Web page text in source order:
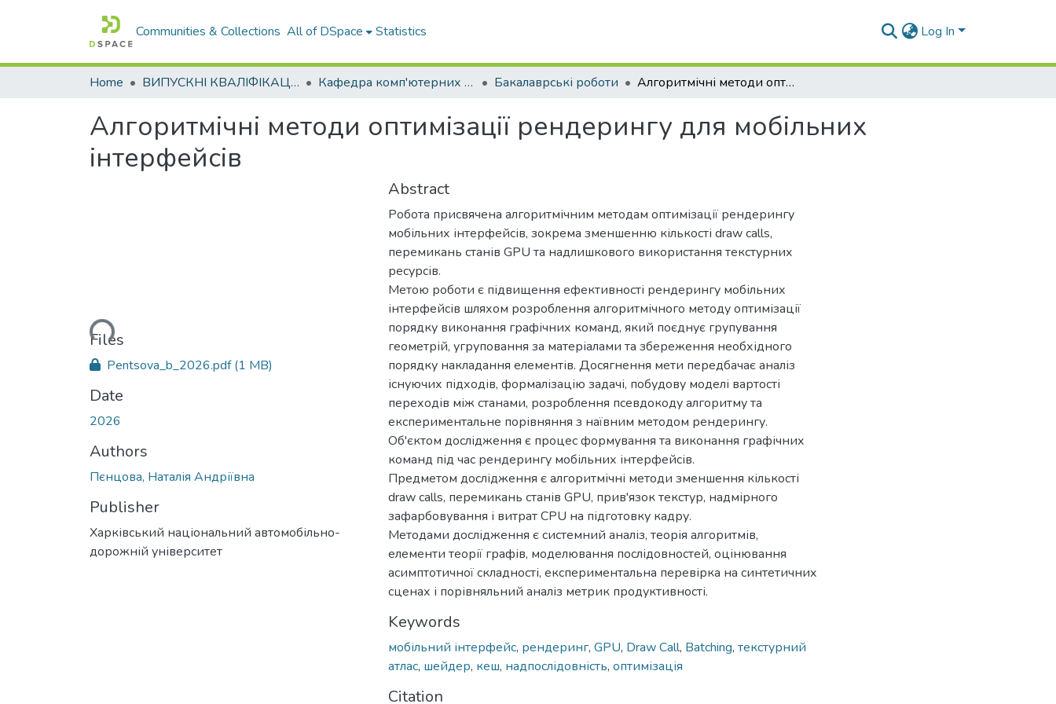
Communities & Collections All of DSpace Statistics Log In
Home ВИПУСКНІ КВАЛІФІКАЦІЙНІ РОБОТИ Кафедра комп'ютерних наук і інформаційних систем Бакалаврські роботи Алгоритмічні методи оптимізації рендерингу для мобільних інтерфейсів
Алгоритмічні методи оптимізації рендерингу для мобільних
інтерфейсів
Loading...
Files
Pentsova_b_2026.pdf(1 MB)
Date
2026
Authors
Пєнцова, Наталія Андріївна
Publisher
Харківський національний автомобільно-
дорожній університет
Abstract
Робота присвячена алгоритмічним методам оптимізації рендерингу
мобільних інтерфейсів, зокрема зменшенню кількості draw calls,
перемикань станів GPU та надлишкового використання текстурних
ресурсів.
Метою роботи є підвищення ефективності рендерингу мобільних
інтерфейсів шляхом розроблення алгоритмічного методу оптимізації
порядку виконання графічних команд, який поєднує групування
геометрій, угруповання за матеріалами та збереження необхідного
порядку накладання елементів. Досягнення мети передбачає аналіз
існуючих підходів, формалізацію задачі, побудову моделі вартості
переходів між станами, розроблення псевдокоду алгоритму та
експериментальне порівняння з наївним методом рендерингу.
Об'єктом дослідження є процес формування та виконання графічних
команд під час рендерингу мобільних інтерфейсів.
Предметом дослідження є алгоритмічні методи зменшення кількості
draw calls, перемикань станів GPU, прив'язок текстур, надмірного
зафарбовування і витрат CPU на підготовку кадру.
Методами дослідження є системний аналіз, теорія алгоритмів,
елементи теорії графів, моделювання послідовностей, оцінювання
асимптотичної складності, експериментальна перевірка на синтетичних
сценах і порівняльний аналіз метрик продуктивності.
Keywords
мобільний інтерфейс, рендеринг, GPU, Draw Call, Batching, текстурний
атлас, шейдер, кеш, надпослідовність, оптимізація
Citation